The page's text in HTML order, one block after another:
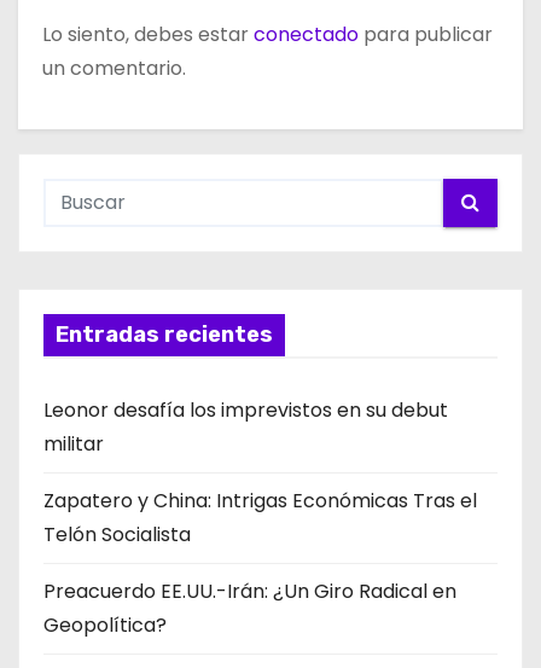
Lo siento, debes estarconectado para publicar
un comentario.
Entradas recientes
Leonor desafía los imprevistos en su debut
militar
Zapatero y China: Intrigas Económicas Tras el
Telón Socialista
Preacuerdo EE.UU.-Irán: ¿Un Giro Radical en
Geopolítica?